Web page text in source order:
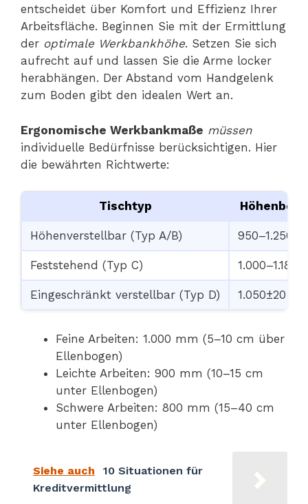
entscheidet über Komfort und Effizienz Ihrer
Arbeitsfläche. Beginnen Sie mit der Ermittlung
der optimale Werkbankhöhe. Setzen Sie sich
aufrecht auf und lassen Sie die Arme locker
herabhängen. Der Abstand vom Handgelenk
zum Boden gibt den idealen Wert an.
Ergonomische Werkbankmaße müssen
individuelle Bedürfnisse berücksichtigen. Hier
die bewährten Richtwerte:
Tischtyp
Höhenverstellbar (Typ A/B) 950–1.250
Feststehend (Typ C) 1.000–1.180
Eingeschränkt verstellbar (Typ D) 1.050±20
Feine Arbeiten: 1.000 mm (5–10 cm über
Ellenbogen)
Leichte Arbeiten: 900 mm (10–15 cm
unter Ellenbogen)
Schwere Arbeiten: 800 mm (15–40 cm
unter Ellenbogen)
Siehe auch
10 Situationen für
Kreditvermittlung